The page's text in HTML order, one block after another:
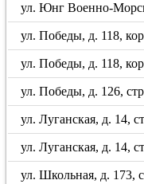
ул. Юнг Военно-
ул. Победы, д. 118,
ул. Победы, д. 118,
ул. Победы, д. 126,
ул. Луганская, д. 14,
ул. Луганская, д. 14,
ул. Школьная, д. 173,